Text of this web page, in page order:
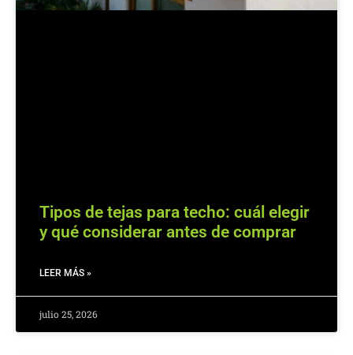
Tipos de tejas para techo: cuál elegir
y qué considerar antes de comprar
LEER MÁS »
julio 25, 2026